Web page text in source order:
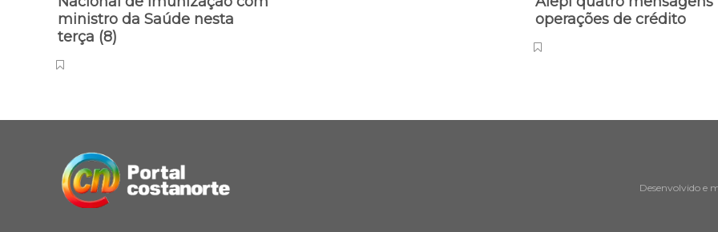
ministro da Saúde nesta
terça (8)
operações de crédito
Desenvolvido e